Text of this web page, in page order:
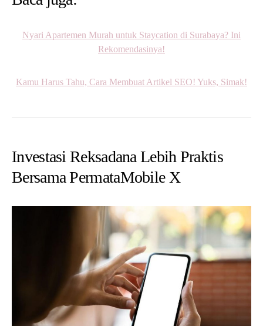
Nyari Apartemen Murah untuk Staycation di Surabaya? Ini
Rekomendasinya!
Kamu Harus Tahu, Cara Membuat Artikel SEO! Yuks, Simak!
Investasi Reksadana Lebih Praktis
Bersama PermataMobile X